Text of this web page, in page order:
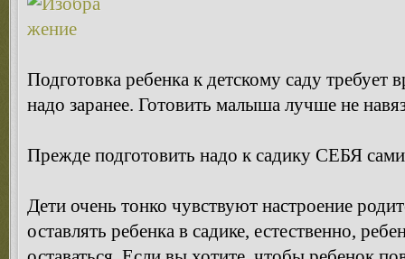
Подготовка ребенка к детскому саду требует
надо заранее. Готовить малыша лучше не
Прежде подготовить надо к садику СЕБЯ
Дети очень тонко чувствуют настроение
оставлять ребенка в садике, естественно,